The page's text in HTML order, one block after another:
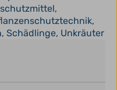
,
,
, Schädlinge, Unkräuter